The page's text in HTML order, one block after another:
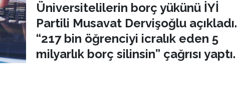
Üniversitelilerin borç yükünü İYİ
Partili Musavat Dervişoğlu açıkladı.
“217 bin öğrenciyi icralık eden 5
milyarlık borç silinsin” çağrısı yaptı.